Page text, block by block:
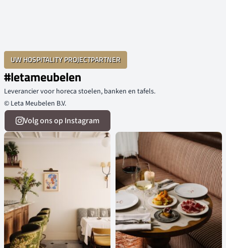
UW HOSPITALITY PROJECTPARTNER
#letameubelen
Leverancier voor horeca stoelen, banken en tafels.
© Leta Meubelen B.V.
Volg ons op Instagram